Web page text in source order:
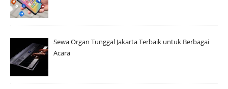
Sewa Organ Tunggal Jakarta Terbaik untuk Berbagai
Acara